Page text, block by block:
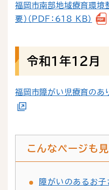
福岡市南部地域療育環境
要）（PDF：618 KB）
令和１年１２月
福岡市障がい児療育のあ
こんなページも
障がいのあるお子